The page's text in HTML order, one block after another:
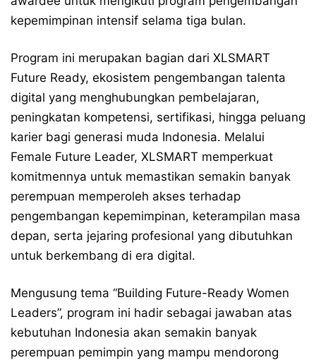
kepemimpinan intensif selama tiga bulan.
Program ini merupakan bagian dari XLSMART
Future Ready, ekosistem pengembangan talenta
digital yang menghubungkan pembelajaran,
peningkatan kompetensi, sertifikasi, hingga peluang
karier bagi generasi muda Indonesia. Melalui
Female Future Leader, XLSMART memperkuat
komitmennya untuk memastikan semakin banyak
perempuan memperoleh akses terhadap
pengembangan kepemimpinan, keterampilan masa
depan, serta jejaring profesional yang dibutuhkan
untuk berkembang di era digital.
Mengusung tema “Building Future-Ready Women
Leaders”, program ini hadir sebagai jawaban atas
kebutuhan Indonesia akan semakin banyak
perempuan pemimpin yang mampu mendorong